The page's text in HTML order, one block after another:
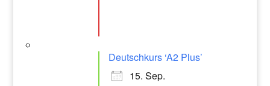
Deutschkurs ‘A2 Plus’
15. Sep.